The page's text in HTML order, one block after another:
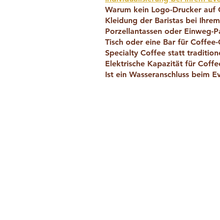
Warum kein Logo-Drucker auf
Kleidung der Baristas bei
Porzellantassen oder Einweg-
Tisch oder eine Bar für Coffee-
Specialty Coffee statt
Elektrische Kapazität für
Ist ein Wasseranschluss beim